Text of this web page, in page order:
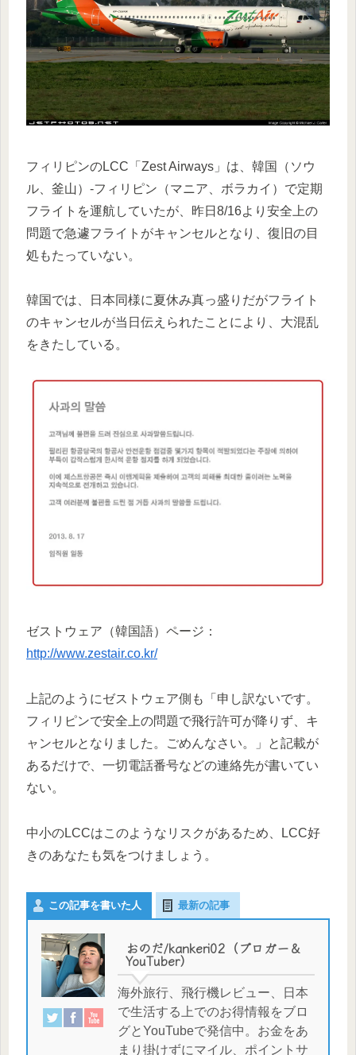
フィリピンのLCC「Zest Airways」は、韓国（ソウ
ル、釜山）-フィリピン（マニア、ボラカイ）で定期
フライトを運航していたが、昨日8/16より安全上の
問題で急遽フライトがキャンセルとなり、復旧の目
処もたっていない。
韓国では、日本同様に夏休み真っ盛りだがフライト
のキャンセルが当日伝えられたことにより、大混乱
をきたしている。
ゼストウェア（韓国語）ページ：
http://www.zestair.co.kr/
上記のようにゼストウェア側も「申し訳ないです。
フィリピンで安全上の問題で飛行許可が降りず、キ
ャンセルとなりました。ごめんなさい。」と記載が
あるだけで、一切電話番号などの連絡先が書いてい
ない。
中小のLCCはこのようなリスクがあるため、LCC好
きのあなたも気をつけましょう。
この記事を書いた人 最新の記事
おのだ/kankeri02（ブロガー＆
YouTuber）
海外旅行、飛行機レビュー、日本
で生活する上でのお得情報をブロ
グとYouTubeで発信中。お金をあ
まり掛けずにマイル、ポイントサ